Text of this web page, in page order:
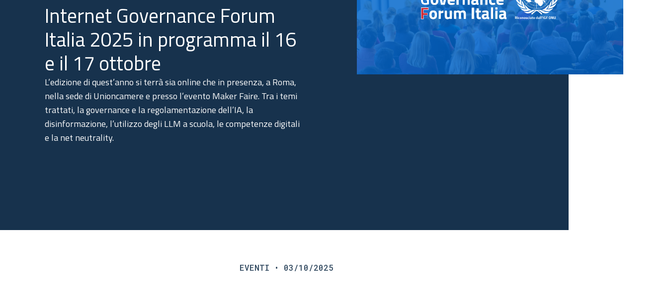
Internet Governance Forum
Italia 2025 in programma il 16
e il 17 ottobre
L’edizione di quest’anno si terrà sia online che in presenza, a Roma,
nella sede di Unioncamere e presso l’evento Maker Faire. Tra i temi
trattati, la governance e la regolamentazione dell’IA, la
disinformazione, l’utilizzo degli LLM a scuola, le competenze digitali
e la net neutrality.
EVENTI • 03/10/2025